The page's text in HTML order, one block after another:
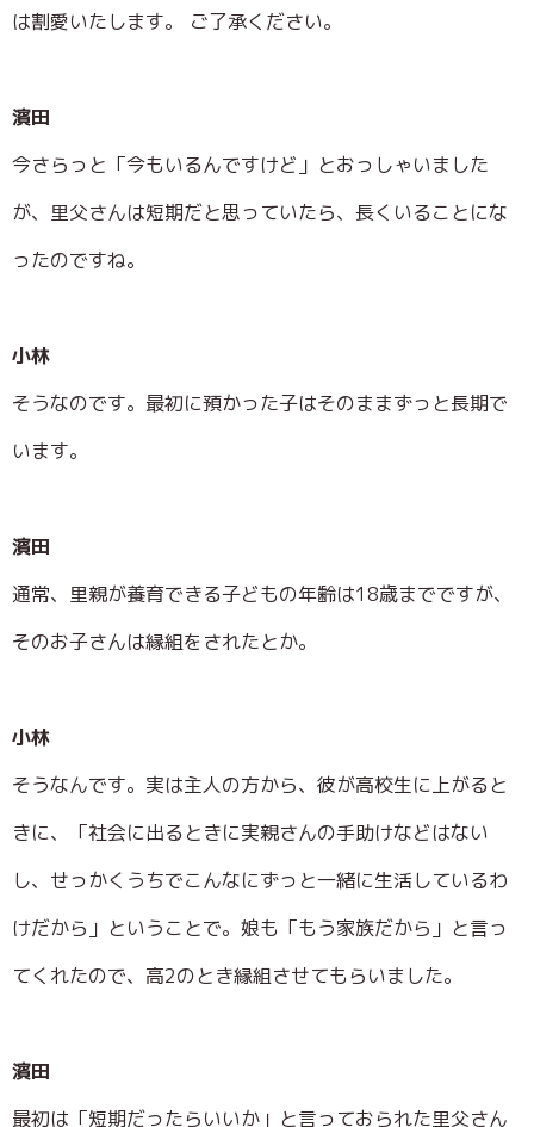
は割愛いたします。 ご了承ください。
濱田
今さらっと「今もいるんですけど」とおっしゃいました
が、里父さんは短期だと思っていたら、長くいることにな
ったのですね。
小林
そうなのです。最初に預かった子はそのままずっと長期で
います。
濱田
通常、里親が養育できる子どもの年齢は18歳までですが、
そのお子さんは縁組をされたとか。
小林
そうなんです。実は主人の方から、彼が高校生に上がると
きに、「社会に出るときに実親さんの手助けなどはない
し、せっかくうちでこんなにずっと一緒に生活しているわ
けだから」ということで。娘も「もう家族だから」と言っ
てくれたので、高2のとき縁組させてもらいました。
濱田
最初は「短期だったらいいか」と言っておられた里父さん